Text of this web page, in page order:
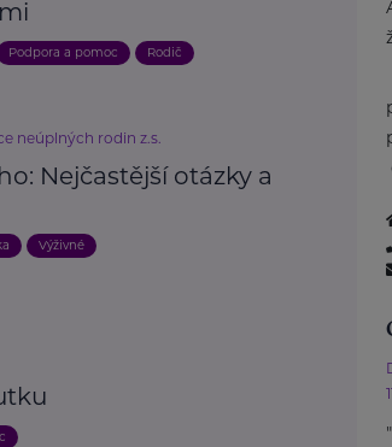
Podpora a pomoc Rodič
neúplných rodin z.s.
Nejčastější otázky a
Výživné